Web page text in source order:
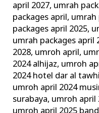
april 2027, umrah
packages april, umrah
packages april 2025,
umrah packages april
2028, umroh april,
2024 alhijaz, umroh
2024 hotel dar al
umroh april 2024
surabaya, umroh april